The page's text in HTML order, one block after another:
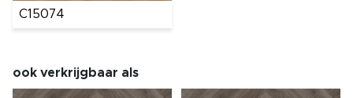
C15074
ook verkrijgbaar als